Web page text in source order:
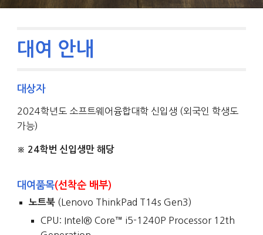
대여 안내
대상자
2024학년도 소프트웨어융합대학 신입생 (외국인 학생도
가능)
※ 24학번 신입생만 해당
대여품목(선착순 배부)
노트북 (Lenovo ThinkPad T14s Gen3)
CPU: Intel® Core™ i5-1240P Processor 12th